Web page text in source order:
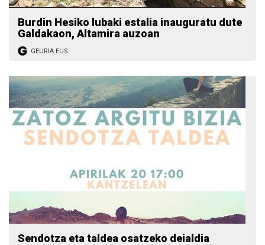
Burdin Hesiko lubaki estalia inauguratu dute
Galdakaon, Altamira auzoan
GEURIA.EUS
Sendotza eta taldea osatzeko deialdia